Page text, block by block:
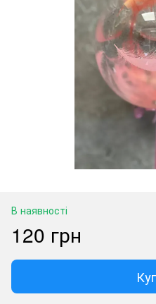
В наявності
120 грн